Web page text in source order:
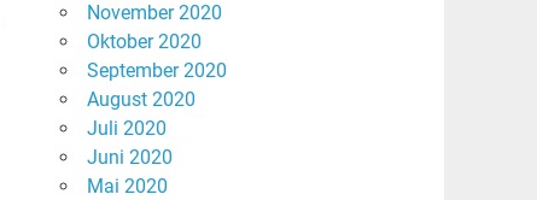
November 2020
Oktober 2020
September 2020
August 2020
Juli 2020
Juni 2020
Mai 2020